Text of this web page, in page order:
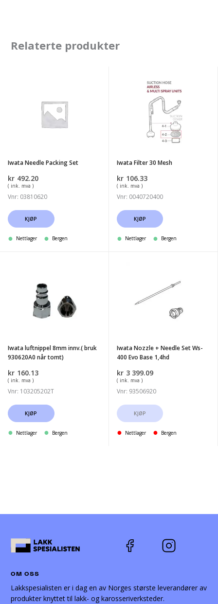
Relaterte produkter
Iwata Needle Packing Set
kr 492.20
( ink. mva )
Vnr: 03810620
KJØP
Nettlager Bergen
Iwata Filter 30 Mesh
kr 106.33
( ink. mva )
Vnr: 0040720400
KJØP
Nettlager Bergen
når
Iwata luftnippel 8mm innv.( bruk
930620A0 når tomt)
kr 160.13
( ink. mva )
Vnr: 103205202T
KJØP
Nettlager Bergen
Needle
Evo
1,4hd
Iwata Nozzle + Needle Set Ws-
400 Evo Base 1,4hd
kr 3 399.09
( ink. mva )
Vnr: 93506920
KJØP
Nettlager Bergen
OM OSS
Lakkspesialisten er i dag en av Norges største leverandører av
produkter knyttet til lakk- og karosseriverksteder.